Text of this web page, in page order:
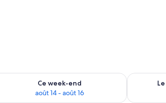
- août 10
Ce week-end
août 14 - août 16
la disponibilité pour ce week-end août 14
Vérifier la